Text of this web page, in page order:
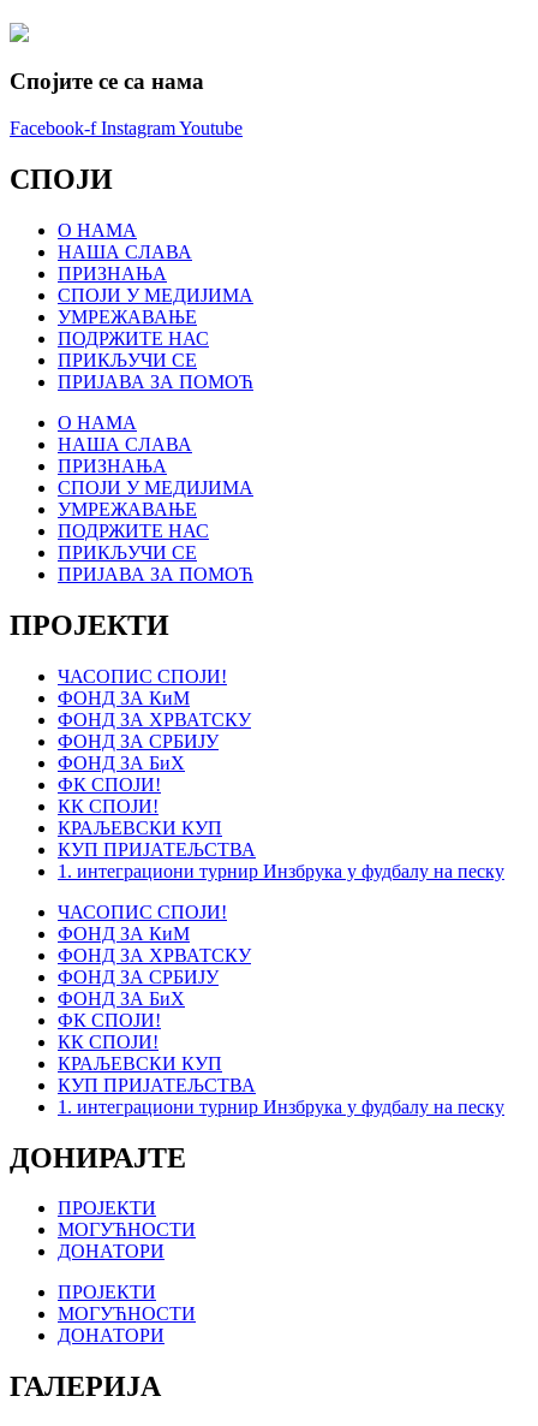
Спојите се са нама
Facebook-f InstagramYoutube
СПОЈИ
О НАМА
НАША СЛАВА
ПРИЗНАЊА
СПОЈИ У МЕДИЈИМА
УМРЕЖАВАЊЕ
ПОДРЖИТЕ НАС
ПРИКЉУЧИ СЕ
ПРИЈАВА ЗА ПОМОЋ
О НАМА
НАША СЛАВА
ПРИЗНАЊА
СПОЈИ У МЕДИЈИМА
УМРЕЖАВАЊЕ
ПОДРЖИТЕ НАС
ПРИКЉУЧИ СЕ
ПРИЈАВА ЗА ПОМОЋ
ПРОЈЕКТИ
ЧАСОПИС СПОЈИ!
ФОНД ЗА КиМ
ФОНД ЗА ХРВАТСКУ
ФОНД ЗА СРБИЈУ
ФОНД ЗА БиХ
ФК СПОЈИ!
КК СПОЈИ!
КРАЉЕВСКИ КУП
КУП ПРИЈАТЕЉСТВА
1. интеграциони турнир Инзбрука у фудбалу на песку
ЧАСОПИС СПОЈИ!
ФОНД ЗА КиМ
ФОНД ЗА ХРВАТСКУ
ФОНД ЗА СРБИЈУ
ФОНД ЗА БиХ
ФК СПОЈИ!
КК СПОЈИ!
КРАЉЕВСКИ КУП
КУП ПРИЈАТЕЉСТВА
1. интеграциони турнир Инзбрука у фудбалу на песку
ДОНИРАЈТЕ
ПРОЈЕКТИ
МОГУЋНОСТИ
ДОНАТОРИ
ПРОЈЕКТИ
МОГУЋНОСТИ
ДОНАТОРИ
ГАЛЕРИЈА